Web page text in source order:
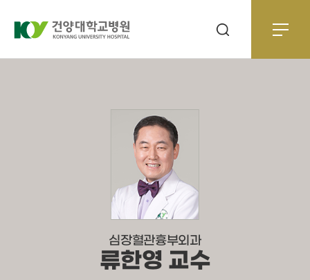
심장혈관흉부외과
류한영 교수